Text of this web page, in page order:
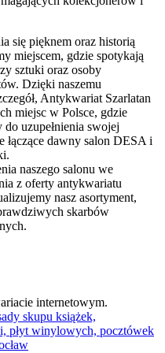
się pięknem oraz historią
miejscem, gdzie spotykają
sztuki oraz osoby
Dzięki naszemu
Antykwariat Szarlatan
miejsc w Polsce, gdzie
uzupełnienia swojej
łączące dawny salon DESA i
naszego salonu we
z oferty antykwariatu
nasz asortyment,
skarbów
internetowym.
skupu książek,
płyt winylowych, pocztówek